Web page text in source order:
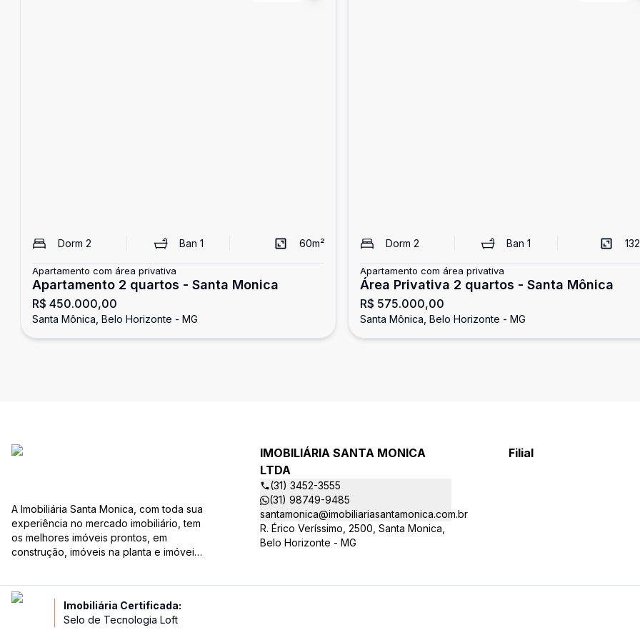
Dorm 2 Ban 1 60m²
Apartamento com área privativa
Apartamento 2 quartos - Santa Monica
R$ 450.000,00
Santa Mônica, Belo Horizonte - MG
Dorm 2 Ban1 132
Apartamento com área privativa
Área Privativa 2 quartos - Santa Mônica
R$ 575.000,00
Santa Mônica, Belo Horizonte - MG
A Imobiliária Santa Monica, com toda sua
experiência no mercado imobiliário, tem
os melhores imóveis prontos, em
construção, imóveis na planta e imóveis
dimensões para melhor atender as suas
necessidades e anseios. Ao nos
procurar, nossos corretores –
IMOBILIÁRIA SANTA MONICA
LTDA
(31) 3452-3555
(31) 98749-9485
santamonica@imobiliariasantamonica.com.br
R. Érico Veríssimo, 2500, Santa Monica,
Belo Horizonte - MG
Filial
Imobiliária Certificada:
Selo de Tecnologia Loft